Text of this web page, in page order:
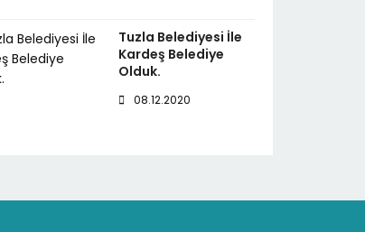
Tuzla Belediyesi İle
Kardeş Belediye
Olduk.
08.12.2020